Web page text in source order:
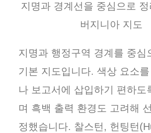
지명과 경계선을 중심으로
버지니아 지도
지명과 행정구역 경계를 중심
기본 지도입니다. 색상 요소
나 보고서에 삽입하기 편하도
며 흑백 출력 환경도 고려해
정했습니다. 찰스턴, 헌팅턴